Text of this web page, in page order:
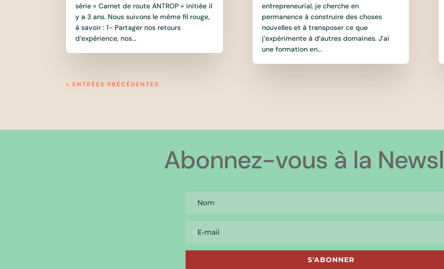
série « Carnet de route ANTROP » initiée il
y a 3 ans. Nous suivons le même fil rouge,
à savoir : 1- Partager nos retours
d’expérience, nos...
entrepreneurial, je cherche en
permanence à construire des choses
nouvelles et à transposer ce que
j’expérimente à d’autres domaines. J’ai
une formation en...
« ENTRÉES PRÉCÉDENTES
Abonnez-vous à la
S'ABONNER